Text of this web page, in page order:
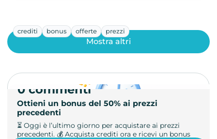
crediti bonus offerte prezzi
Ottieni un bonus del 50% ai prezzi
precedenti
⏳ Oggi è l’ultimo giorno per acquistare ai prezzi
precedenti. 💰 Acquista crediti ora e ricevi un bonus
Mostra altri
0 commenti